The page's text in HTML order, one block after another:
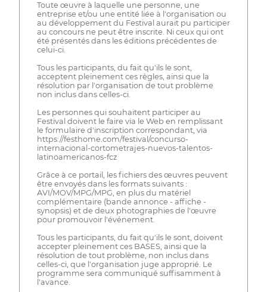
Toute œuvre à laquelle une personne, une
entreprise et/ou une entité liée à l'organisation ou
au développement du Festival aurait pu participer
au concours ne peut être inscrite. Ni ceux qui ont
été présentés dans les éditions précédentes de
celui-ci.
Tous les participants, du fait qu'ils le sont,
acceptent pleinement ces règles, ainsi que la
résolution par l'organisation de tout problème
non inclus dans celles-ci.
Les personnes qui souhaitent participer au
Festival doivent le faire via le Web en remplissant
le formulaire d'inscription correspondant, via
https://festhome.com/festival/concurso-
internacional-cortometrajes-nuevos-talentos-
latinoamericanos-fcz
Grâce à ce portail, les fichiers des œuvres peuvent
être envoyés dans les formats suivants :
AVI/MOV/MPG/MPG, en plus du matériel
complémentaire (bande annonce - affiche -
synopsis) et de deux photographies de l'œuvre
pour promouvoir l'événement.
Tous les participants, du fait qu'ils le sont, doivent
accepter pleinement ces BASES, ainsi que la
résolution de tout problème, non inclus dans
celles-ci, que l'organisation juge approprié. Le
programme sera communiqué suffisamment à
l'avance.